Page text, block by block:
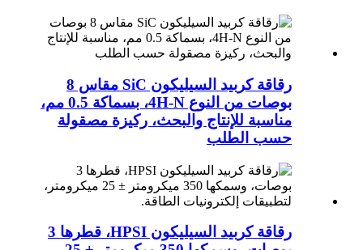
رقاقة كربيد السيليكون SiC مقاس 8
بوصات من النوع 4H-N، بسماكة 0.5 مم،
مناسبة للإنتاج والبحث، ركيزة مصقولة
حسب الطلب
رقاقة كربيد السيليكون HPSI، قطرها 3